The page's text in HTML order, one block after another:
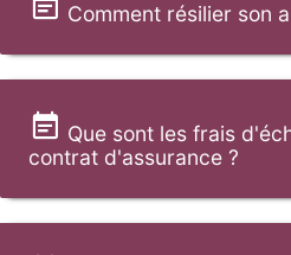
Comment résilier son
Que sont les frais
contrat d'assurance ?